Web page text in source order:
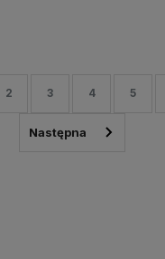
2 3 4 5